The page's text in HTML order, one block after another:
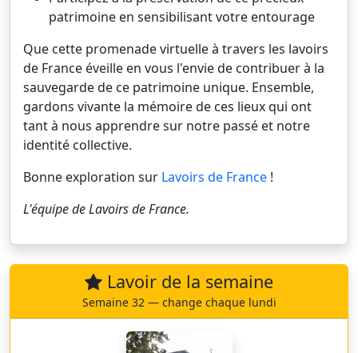
patrimoine en sensibilisant votre entourage
Que cette promenade virtuelle à travers les lavoirs
de France éveille en vous l'envie de contribuer à la
sauvegarde de ce patrimoine unique. Ensemble,
gardons vivante la mémoire de ces lieux qui ont
tant à nous apprendre sur notre passé et notre
identité collective.
Bonne exploration sur Lavoirs de France !
L'équipe deLavoirs de France.
Lavoir de la semaine
Semaine 32 — change chaque lundi